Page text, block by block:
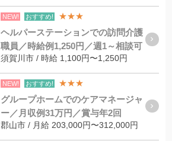
NEW! おすすめ! ★★★
ヘルパーステーションでの訪問介護
職員／時給例1,250円／週1～相談可
須賀川市 / 時給 1,100円〜1,250円
NEW! おすすめ! ★★★
グループホームでのケアマネージャ
ー／月収例31万円／賞与年2回
郡山市 / 月給 203,000円〜312,000円